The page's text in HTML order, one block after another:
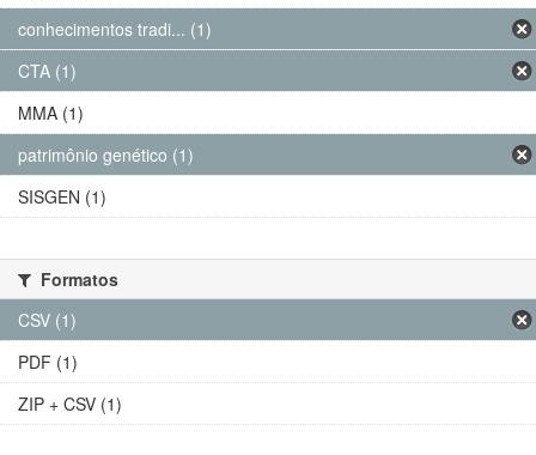
conhecimentos tradi... (1)
CTA (1)
MMA (1)
patrimônio genético (1)
SISGEN (1)
Formatos
CSV (1)
PDF (1)
ZIP + CSV (1)